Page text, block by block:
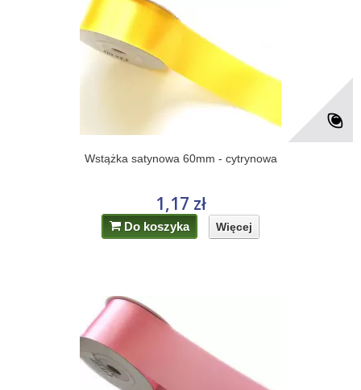
Wstążka satynowa 60mm - cytrynowa
1,17 zł
Do koszyka Więcej